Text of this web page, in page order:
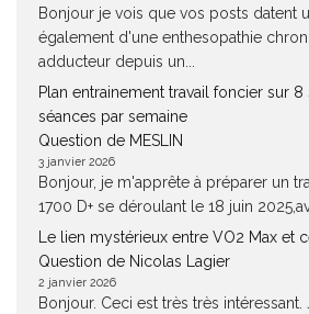
Bonjour je vois que vos posts datent
également d'une enthesopathie
adducteur depuis un...
Plan entrainement travail foncier sur 8
séances par semaine
Question de MESLIN
3 janvier 2026
Bonjour, je m'apprête à préparer un
1700 D+ se déroulant le 18 juin
Le lien mystérieux entre VO2 Max et
Question de Nicolas Lagier
2 janvier 2026
Bonjour. Ceci est très très